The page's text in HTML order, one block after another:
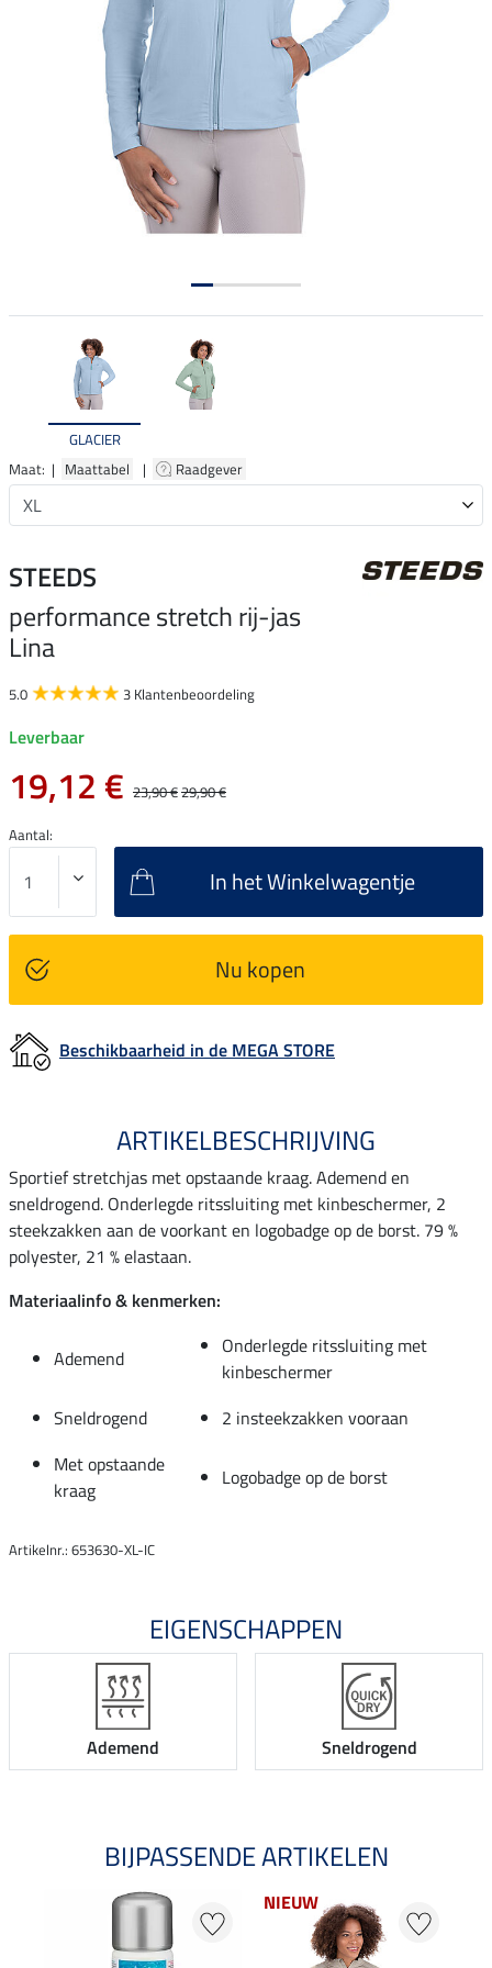
GLACIER
Maat: | Maattabel | Raadgever
STEEDS
performance stretch rij-jas
Lina
5.0 3 Klantenbeoordeling
Leverbaar
19,12 € 23,90 €29,90 €
Aantal:
In het Winkelwagentje
Nu kopen
Beschikbaarheid in de MEGA STORE
ARTIKELBESCHRIJVING
Sportief stretchjas met opstaande kraag. Ademend en
sneldrogend. Onderlegde ritssluiting met kinbeschermer, 2
steekzakken aan de voorkant en logobadge op de borst. 79 %
polyester, 21 % elastaan.
Materiaalinfo & kenmerken:
Ademend
Onderlegde ritssluiting met
kinbeschermer
Sneldrogend
2 insteekzakken vooraan
Met opstaande
kraag
Logobadge op de borst
Artikelnr.: 653630-XL-IC
EIGENSCHAPPEN
Ademend Sneldrogend
BIJPASSENDE ARTIKELEN
NIEUW